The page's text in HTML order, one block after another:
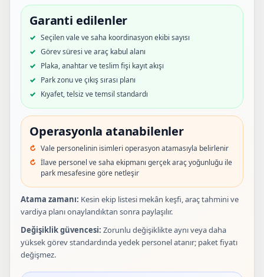
Garanti edilenler
Seçilen vale ve saha koordinasyon ekibi sayısı
Görev süresi ve araç kabul alanı
Plaka, anahtar ve teslim fişi kayıt akışı
Park zonu ve çıkış sırası planı
Kıyafet, telsiz ve temsil standardı
Operasyonla atanabilenler
Vale personelinin isimleri operasyon atamasıyla belirlenir
İlave personel ve saha ekipmanı gerçek araç yoğunluğu ile
park mesafesine göre netleşir
Atama zamanı: Kesin ekip listesi mekân keşfi, araç tahmini ve
vardiya planı onaylandıktan sonra paylaşılır.
Değişiklik güvencesi: Zorunlu değişiklikte aynı veya daha
yüksek görev standardında yedek personel atanır; paket fiyatı
değişmez.